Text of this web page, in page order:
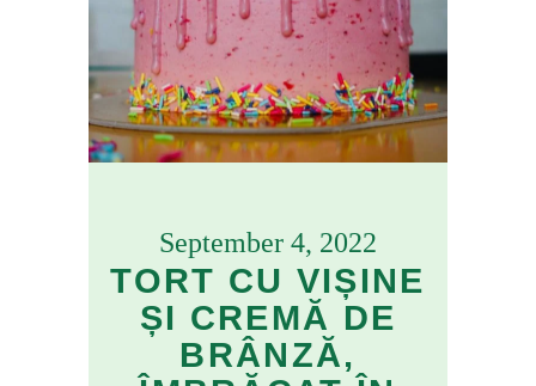
September 4, 2022
TORT CU VIȘINE
ȘI CREMĂ DE
BRÂNZĂ,